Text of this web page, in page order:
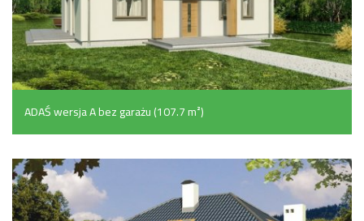
ADAŚ wersja A bez garażu (107.7 m²)